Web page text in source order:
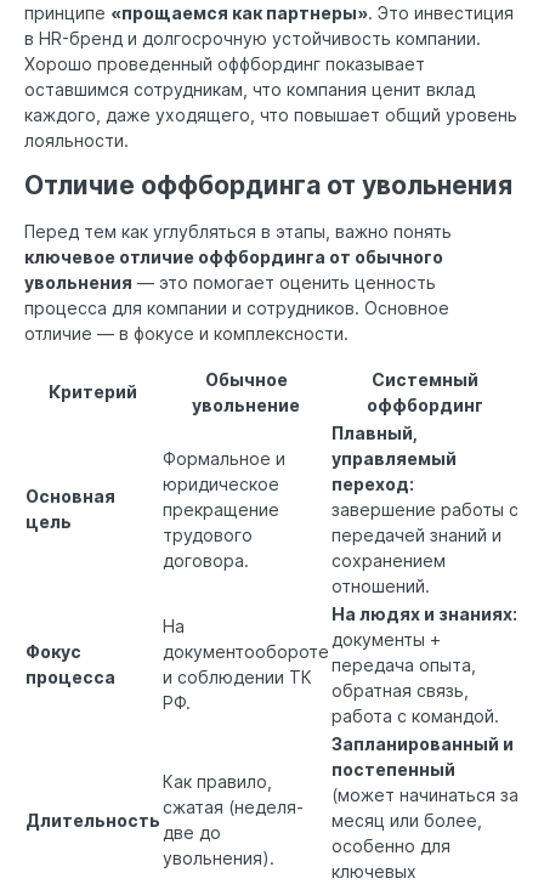
принципе «прощаемся как партнеры». Это инвестиция
в HR-бренд и долгосрочную устойчивость компании.
Хорошо проведенный оффбординг показывает
оставшимся сотрудникам, что компания ценит вклад
каждого, даже уходящего, что повышает общий уровень
лояльности.
Отличие оффбординга от увольнения
Перед тем как углубляться в этапы, важно понять
ключевое отличие оффбординга от обычного
увольнения — это помогает оценить ценность
процесса для компании и сотрудников. Основное
отличие — в фокусе и комплексности.
Критерий
Обычное
увольнение
Системный
оффбординг
Основная
цель
Формальное и
юридическое
прекращение
трудового
договора.
Плавный,
управляемый
переход:
завершение работы с
передачей знаний и
сохранением
отношений.
Фокус
процесса
На
документообороте
и соблюдении ТК
РФ.
На людях и знаниях:
документы +
передача опыта,
обратная связь,
работа с командой.
Длительность
Как правило,
сжатая (неделя-
две до
увольнения).
Запланированный и
постепенный
(может начинаться за
месяц или более,
особенно для
ключевых